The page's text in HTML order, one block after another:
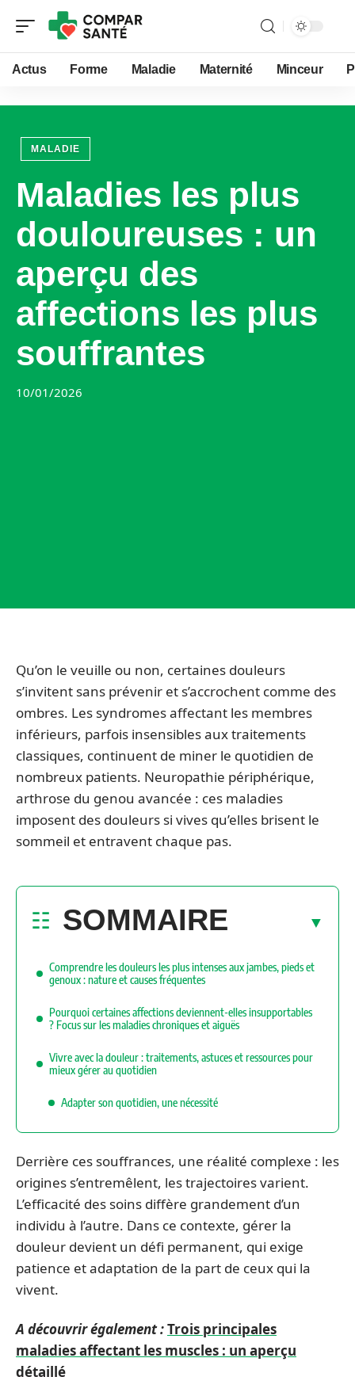
Actus Forme Maladie Maternité Minceur
MALADIE
Maladies les plus
douloureuses : un
aperçu des
affections les plus
souffrantes
10/01/2026
Qu’on le veuille ou non, certaines douleurs
s’invitent sans prévenir et s’accrochent comme des
ombres. Les syndromes affectant les membres
inférieurs, parfois insensibles aux traitements
classiques, continuent de miner le quotidien de
nombreux patients. Neuropathie périphérique,
arthrose du genou avancée : ces maladies
imposent des douleurs si vives qu’elles brisent le
sommeil et entravent chaque pas.
SOMMAIRE
Comprendre les douleurs les plus intenses aux jambes, pieds et
genoux : nature et causes fréquentes
Pourquoi certaines affections deviennent-elles insupportables
? Focus sur les maladies chroniques et aiguës
Vivre avec la douleur : traitements, astuces et ressources pour
mieux gérer au quotidien
Adapter son quotidien, une nécessité
Derrière ces souffrances, une réalité complexe : les
origines s’entremêlent, les trajectoires varient.
L’efficacité des soins diffère grandement d’un
individu à l’autre. Dans ce contexte, gérer la
douleur devient un défi permanent, qui exige
patience et adaptation de la part de ceux qui la
vivent.
A découvrir également :Trois principales
maladies affectant les muscles : un aperçu
détaillé